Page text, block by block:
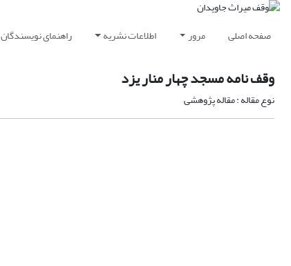
صفحه اصلی مرور اطلاعات نشریه راهنمای نویسندگان
وقف نامه مسجد چهار منار یزد
نوع مقاله : مقاله پژوهشی